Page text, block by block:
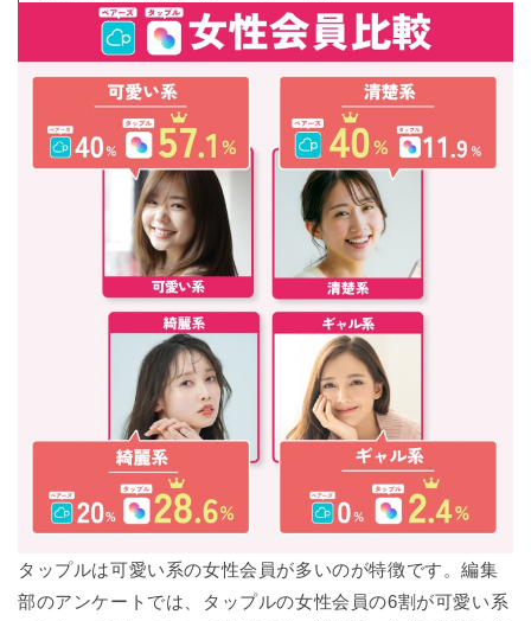
タップルは可愛い系の女性会員が多いのが特徴です。編集
部のアンケートでは、
タップルの女性会員の6割が可愛い系